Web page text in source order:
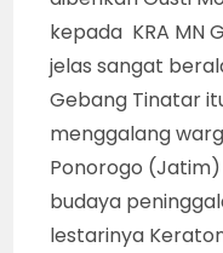
kepada KRA MN
jelas sangat
Gebang Tinatar
menggalang
Ponorogo
budaya
lestarinya